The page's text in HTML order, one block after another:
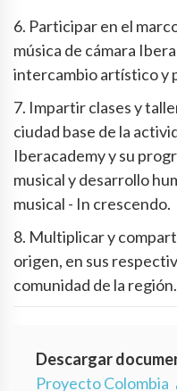
6. Participar en el
música de cámara
intercambio artístico y
7. Impartir clases y
ciudad base de la
Iberacademy y su
musical y desarrollo
musical - In crescendo.
8. Multiplicar y
origen, en sus
comunidad de la región.
Descargar
Proyecto Colombia